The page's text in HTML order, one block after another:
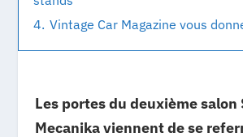
4. Vintage Car Magazine vous
Les portes du deuxième salon
Mecanika viennent de se